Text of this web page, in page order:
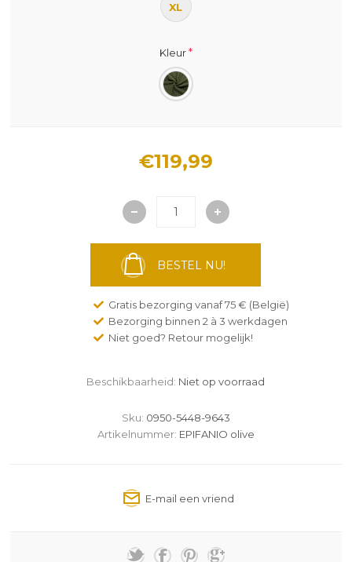
XL
Kleur*
€119,99
BESTEL NU!
Gratis bezorging vanaf 75 € (België)
Bezorging binnen 2 à 3 werkdagen
Niet goed? Retour mogelijk!
Beschikbaarheid: Niet op voorraad
Sku: 0950-5448-9643
Artikelnummer: EPIFANIO olive